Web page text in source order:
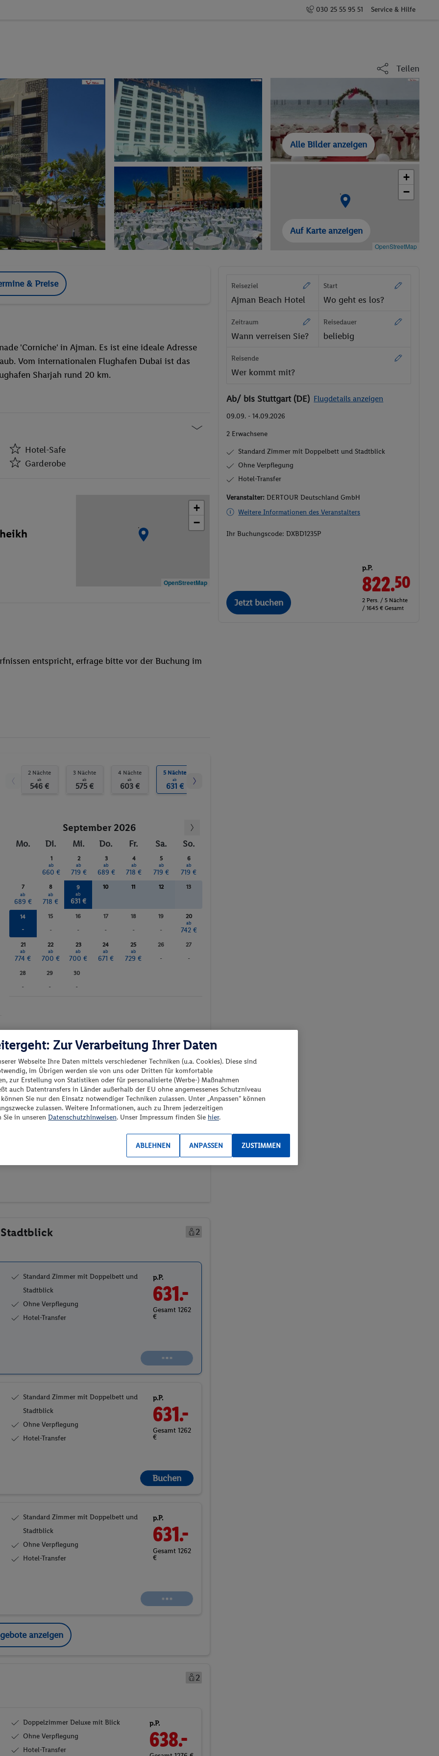
030 25 55 95 51 Service & Hilfe
Teilen
Alle Bilder anzeigen
+
−
OpenStreetMap
Auf Karte anzeigen
& Preise
'Corniche' in Ajman. Es ist eine ideale Adresse
Vom internationalen Flughafen Dubai ist das
Sharjah rund 20 km.
Hotel-Safe
Garderobe
Restaurant(s)
Sonnenschirme
Sauna
+
−
OpenStreetMap
entspricht, erfrage bitte vor der Buchung im
2 Nächte
ab
546 €
3 Nächte
ab
575 €
4 Nächte
ab
603 €
5 Nächte
ab
631 €
September 2026
Mo. Di. Mi. Do. Fr. Sa. So.
1
ab
660 €
2
ab
719 €
3
ab
689 €
4
ab
718 €
5
ab
719 €
6
ab
719 €
7
ab
689 €
8
ab
718 €
9
ab
631 €
10 11 12 13
14
-
15
-
16
-
17
-
18
-
19
-
20
ab
742 €
21
ab
774 €
22
ab
700 €
23
ab
700 €
24
ab
671 €
25
ab
729 €
26
-
27
-
28
-
29
-
30
-
los?
Preis aufsteigend
2
Standard Zimmer mit Doppelbett und
Stadtblick
Ohne Verpflegung
Hotel-Transfer
p.P.
631.-
Gesamt 1262
€
Standard Zimmer mit Doppelbett und
Stadtblick
Ohne Verpflegung
Hotel-Transfer
p.P.
631.-
Gesamt 1262
€
Buchen
Standard Zimmer mit Doppelbett und
Stadtblick
Ohne Verpflegung
Hotel-Transfer
p.P.
631.-
Gesamt 1262
€
anzeigen
2
Doppelzimmer Deluxe mit Blick
Ohne Verpflegung
Hotel-Transfer
p.P.
638.-
Reiseziel
Ajman Beach Hotel
Start
Wo geht es los?
Zeitraum
Wann verreisen Sie?
Reisedauer
beliebig
Reisende
Wer kommt mit?
Ab/ bis Stuttgart (DE) Flugdetails anzeigen
09.09. - 14.09.2026
2 Erwachsene
Standard Zimmer mit Doppelbett und Stadtblick
Ohne Verpflegung
Hotel-Transfer
Veranstalter:DERTOUR Deutschland GmbH
Weitere Informationen des Veranstalters
Ihr Buchungscode:DXBD1235P
Jetzt buchen
p.P.
822.50
2 Pers. / 5 Nächte
/ 1645 € Gesamt
Zur Verarbeitung Ihrer Daten
Webseite Ihre Daten mittels verschiedener Techniken (u.a. Cookies). Diese sind
im Übrigen werden sie von uns oder Dritten für komfortable
zur Erstellung von Statistiken oder für personalisierte (Werbe-) Maßnahmen
auch Datentransfers in Länder außerhalb der EU ohne angemessenes Schutzniveau
Sie nur den Einsatz notwendiger Techniken zulassen. Unter „Anpassen“ können
zulassen. Weitere Informationen, auch zu Ihrem jederzeitigen
in unseren Datenschutzhinweisen. Unser Impressum finden Sie hier.
ZUSTIMMEN
ANPASSEN
ABLEHNEN